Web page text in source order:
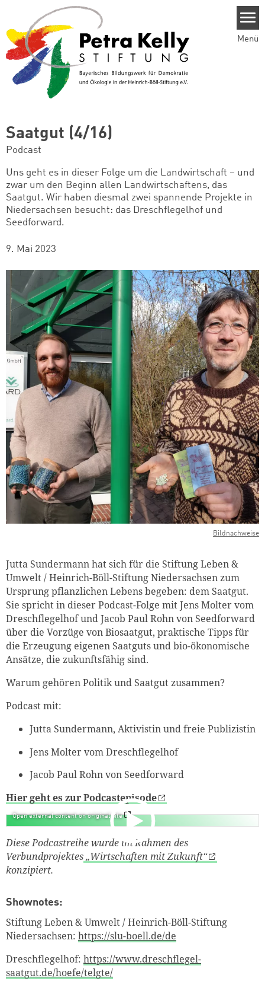
Menü
Saatgut (4/16)
Podcast
Uns geht es in dieser Folge um die Landwirtschaft – und
zwar um den Beginn allen Landwirtschaftens, das
Saatgut. Wir haben diesmal zwei spannende Projekte in
Niedersachsen besucht: das Dreschflegelhof und
Seedforward.
9. Mai 2023
Bildnachweise
Jutta Sundermann hat sich für die Stiftung Leben &
Umwelt / Heinrich-Böll-Stiftung Niedersachsen zum
Ursprung pflanzlichen Lebens begeben: dem Saatgut.
Sie spricht in dieser Podcast-Folge mitJens Molter vom
Dreschflegelhofund Jacob Paul Rohn von Seedforward
über die Vorzüge von Biosaatgut, praktische Tipps für
die Erzeugung eigenen Saatguts und bio-ökonomische
Ansätze, die zukunftsfähig sind.
Warum gehörenPolitik und Saatgut zusammen?
Podcast mit:
Jutta Sundermann, Aktivistin und freie Publizistin
Jens Molter vom Dreschflegelhof
Jacob Paul Rohn von Seedforward
Hier geht es zur Podcastepisode
Open external content on original site
Diese Podcastreihe wurde im Rahmen des
Verbundprojektes„Wirtschaften mit Zukunft“
konzipiert.
Shownotes:
Stiftung Leben & Umwelt / Heinrich-Böll-Stiftung
Niedersachsen: https://slu-boell.de/de
Dreschflegelhof: https://www.dreschflegel-
saatgut.de/hoefe/telgte/